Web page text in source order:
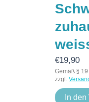
€19,90
Gemäß §
zzgl.
In